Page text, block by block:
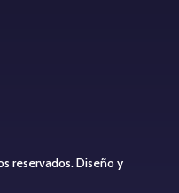
reservados.Diseño y